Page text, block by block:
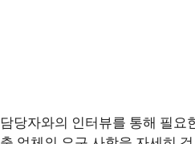
담당자와의 인터뷰를 통해 필요